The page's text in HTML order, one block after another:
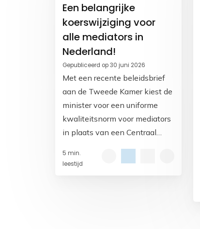
Een belangrijke
koerswijziging voor
alle mediators in
Nederland!
Gepubliceerd op 30 juni 2026
Met een recente beleidsbrief
aan de Tweede Kamer kiest de
minister voor een uniforme
kwaliteitsnorm voor mediators
in plaats van een Centraal
zal een norm voor mediators
5 min.
leestijd